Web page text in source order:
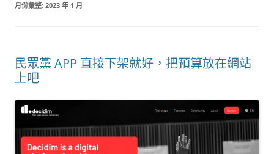
月份彙整: 2023 年 1 月
民眾黨 APP 直接下架就好，把預算放在網站
上吧